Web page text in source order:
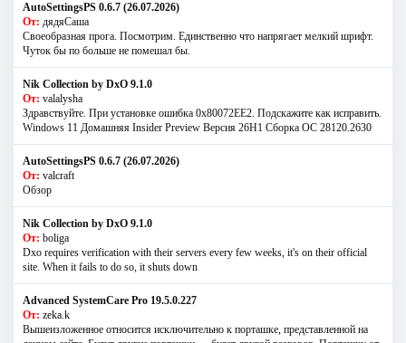
AutoSettingsPS 0.6.7 (26.07.2026)
От: дядяСаша
Своеобразная прога. Посмотрим. Единственно что напрягает мелкий шрифт.
Чуток бы по больше не помешал бы.
Nik Collection by DxO 9.1.0
От: valalysha
Здравствуйте. При установке ошибка 0х80072EE2. Подскажите как исправить.
Windows 11 Домашняя Insider Preview Версия 26H1 Сборка ОС 28120.2630
AutoSettingsPS 0.6.7 (26.07.2026)
От: valcraft
Обзор
Nik Collection by DxO 9.1.0
От: boliga
Dxo requires verification with their servers every few weeks, it's on their official
site. When it fails to do so, it shuts down
Advanced SystemCare Pro 19.5.0.227
От: zeka.k
Вышеизложенное относится исключительно к порташке, представленной на